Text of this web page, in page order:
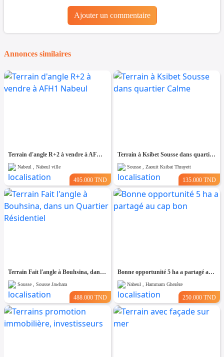
Ajouter un commentaire
Annonces similaires
Terrain d'angle R+2 à vendre à AFH1 Nabeul
Nabeul , Nabeul ville
495.000 TND
Terrain à Ksibet Sousse dans quartier Calme
Sousse , Zaouit Ksibat Thrayett
135.000 TND
Terrain Fait l'angle à Bouhsina, dans un Quartier Résidentiel
Sousse , Sousse Jawhara
488.000 TND
Bonne opportunité 5 ha a partagé au cap bon
Nabeul , Hammam Ghezèze
250.000 TND